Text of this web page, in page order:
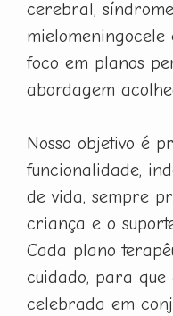
cerebral,
mielomeningocele
foco em planos
abordagem
Nosso objetivo é
funcionalidade,
de vida, sempre
criança e o
Cada plano
cuidado, para que
celebrada em